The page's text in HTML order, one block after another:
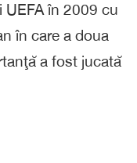
în 2009 cu
în care a doua
a fost jucată